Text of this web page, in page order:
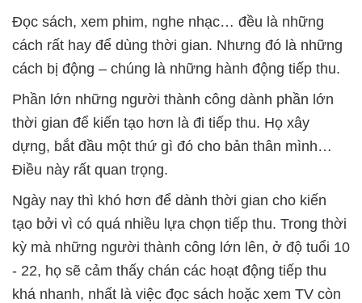
Đọc sách, xem phim, nghe nhạc… đều là những
cách rất hay để dùng thời gian. Nhưng đó là những
cách bị động – chúng là những hành động tiếp thu.
Phần lớn những người thành công dành phần lớn
thời gian để kiến tạo hơn là đi tiếp thu. Họ xây
dựng, bắt đầu một thứ gì đó cho bản thân mình…
Điều này rất quan trọng.
Ngày nay thì khó hơn để dành thời gian cho kiến
tạo bởi vì có quá nhiều lựa chọn tiếp thu. Trong thời
kỳ mà những người thành công lớn lên, ở độ tuổi 10
- 22, họ sẽ cảm thấy chán các hoạt động tiếp thu
khá nhanh, nhất là việc đọc sách hoặc xem TV còn